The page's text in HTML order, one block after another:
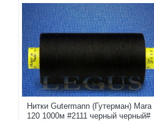
Нитки Gutermann (Гутерман) Mara
120 1000м #2111 черный черный#